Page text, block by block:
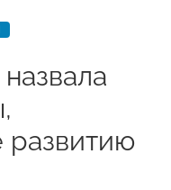
развитию